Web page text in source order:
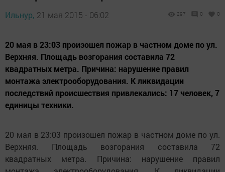
Ильнур, 21 мая 2015 - 06:02 297 0 0
20 мая в 23:03 произошел пожар в частном доме по ул.
Верхняя. Площадь возгорания составила 72
квадратных метра. Причина: нарушение правил
монтажа электрооборудования. К ликвидации
последствий происшествия привлекались: 17 человек, 7
единицы техники.
20 мая в 23:03 произошел пожар в частном доме по ул.
Верхняя. Площадь возгорания составила 72
квадратных метра. Причина: нарушение правил